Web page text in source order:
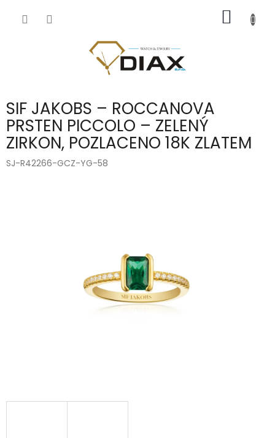
KOŠÍK
SIF JAKOBS – ROCCANOVA
PRSTEN PICCOLO – ZELENÝ
ZIRKON, POZLACENO 18K ZLATEM
SJ-R42266-GCZ-YG-58